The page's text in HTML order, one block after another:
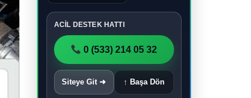
ACİL DESTEK HATTI
0 (533) 214 05 32
Siteye Git ➜ ↑ Başa Dön